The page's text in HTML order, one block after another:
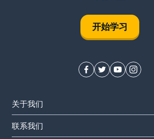
开始学习
关于我们
联系我们